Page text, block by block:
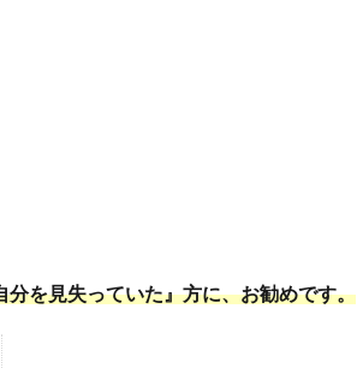
を見失っていた』方に、お勧めです。